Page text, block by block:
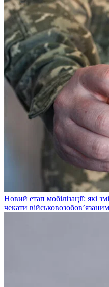
Новий етап мобілізації: які
чекати військовозобов’язаним